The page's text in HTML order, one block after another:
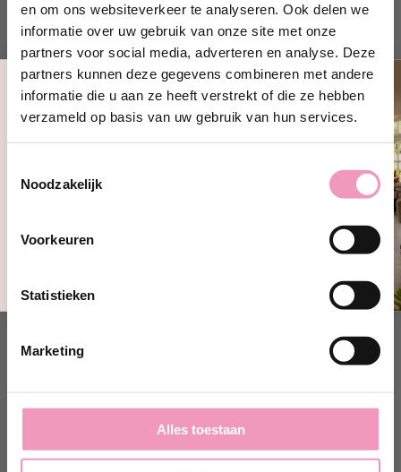
en om ons websiteverkeer te analyseren. Ook delen we
informatie over uw gebruik van onze site met onze
partners voor social media, adverteren en analyse. Deze
partners kunnen deze gegevens combineren met andere
informatie die u aan ze heeft verstrekt of die ze hebben
verzameld op basis van uw gebruik van hun services.
Noodzakelijk
Voorkeuren
Statistieken
Marketing
Alles toestaan
Gebruiksaanwijzing:
WASSEN:
Giet een dop van het product in het wasbakje
en stel het gewenste wasprogramma in.
HANDWAS:Giet een dop wasmiddel in koud of warm
normaal gaat wassen.
Productspecificaties
Deze vind je vast ook lekker!
Ontvang 10% korting!
jouw@e-mailadres.com
Ja, ik wil 10% korting!